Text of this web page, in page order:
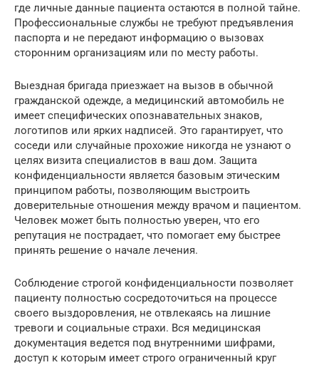
где личные данные пациента остаются в полной тайне.
Профессиональные службы не требуют предъявления
паспорта и не передают информацию о вызовах
сторонним организациям или по месту работы.
Выездная бригада приезжает на вызов в обычной
гражданской одежде, а медицинский автомобиль не
имеет специфических опознавательных знаков,
логотипов или ярких надписей. Это гарантирует, что
соседи или случайные прохожие никогда не узнают о
целях визита специалистов в ваш дом. Защита
конфиденциальности является базовым этическим
принципом работы, позволяющим выстроить
доверительные отношения между врачом и пациентом.
Человек может быть полностью уверен, что его
репутация не пострадает, что помогает ему быстрее
принять решение о начале лечения.
Соблюдение строгой конфиденциальности позволяет
пациенту полностью сосредоточиться на процессе
своего выздоровления, не отвлекаясь на лишние
тревоги и социальные страхи. Вся медицинская
документация ведется под внутренними шифрами,
доступ к которым имеет строго ограниченный круг